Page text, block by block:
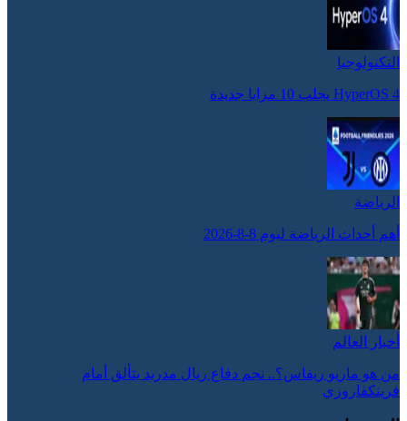
التكنولوجيا
HyperOS 4 يجلب 10 مزايا جديدة
الرياضة
أهم أحداث الرياضة ليوم 8-8-2026
أخبار العالم
من هو ماريو ريفاس؟.. نجم دفاع ريال مدريد يتألق أمام
فرينكفاروزي